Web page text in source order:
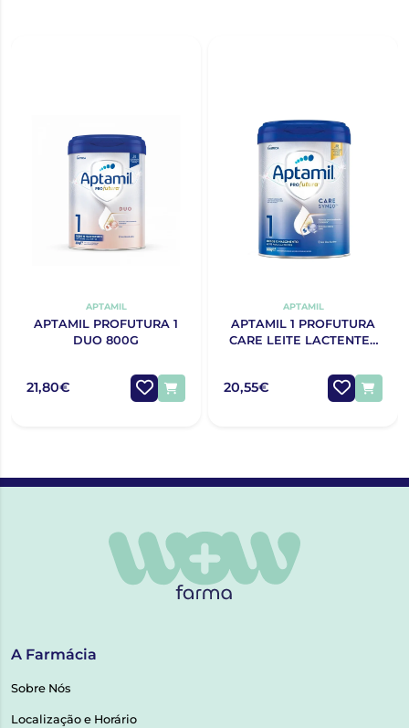
APTAMIL
APTAMIL PROFUTURA 1
DUO 800G
21,80€
APTAMIL
APTAMIL 1 PROFUTURA
CARE LEITE LACTENTES
20,55€
A Farmácia
Sobre Nós
Localização e Horário